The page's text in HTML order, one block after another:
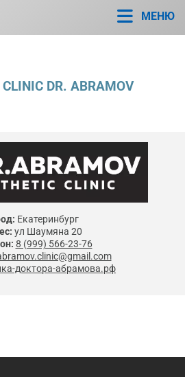
МЕНЮ
DR. ABRAMOV
Екатеринбург
ул Шаумяна 20
8 (999) 566-23-76
доктора-абрамова.рф